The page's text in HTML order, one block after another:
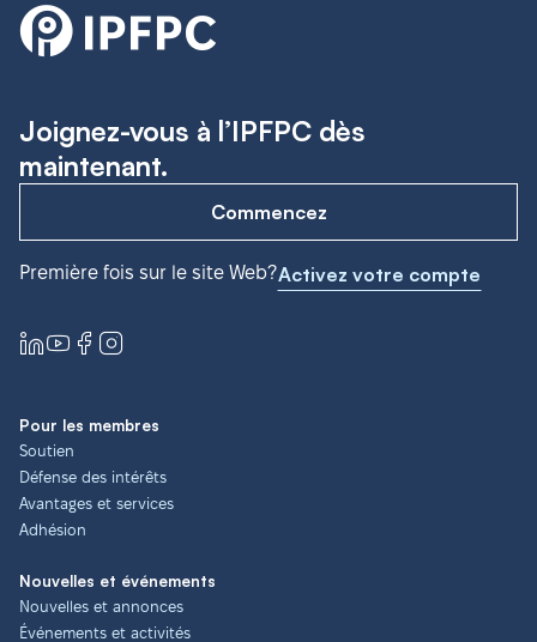
Joignez-vous à l’IPFPC dès
maintenant.
Commencez
Première fois sur le site Web?Activez votre compte
Pour les membres
Soutien
Défense des intérêts
Avantages et services
Adhésion
Nouvelles et événements
Nouvelles et annonces
Événements et activités